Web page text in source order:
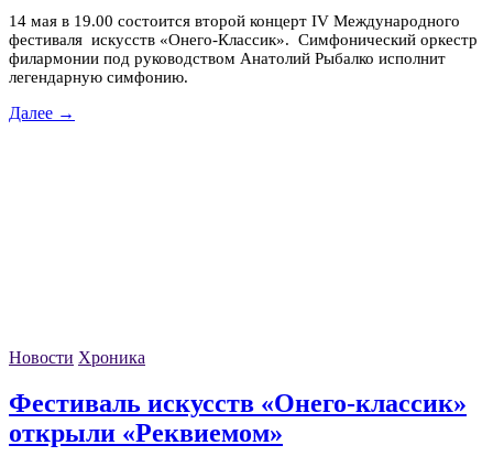
14 мая в 19.00 состоится второй концерт IV Международного
фестиваля искусств «Онего-Классик». Симфонический оркестр
филармонии под руководством Анатолий Рыбалко исполнит
легендарную симфонию.
Далее →
Новости Хроника
Фестиваль искусств «Онего-классик»
открыли «Реквиемом»